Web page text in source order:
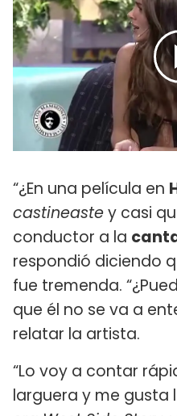
“¿En una película en
castineastey casi
conductor a la
respondió diciendo
fue tremenda.
que él no se va a
relatar la artista.
“Lo voy a contar
larguera y me gusta